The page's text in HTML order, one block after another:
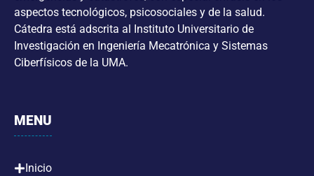
aspectos tecnológicos, psicosociales y de la salud.
Cátedra está adscrita al Instituto Universitario de
Investigación en Ingeniería Mecatrónica y Sistemas
Ciberfísicos de la UMA.
MENU
Inicio